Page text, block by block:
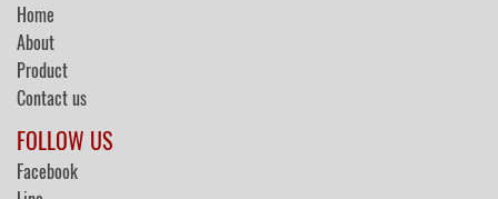
Home
About
Product
Contact us
FOLLOW US
Facebook